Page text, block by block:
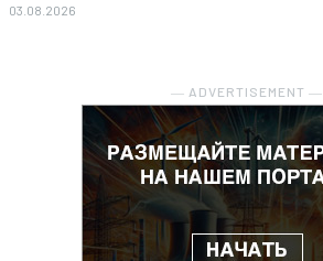
03.08.2026
― ADVERTISEMENT ―